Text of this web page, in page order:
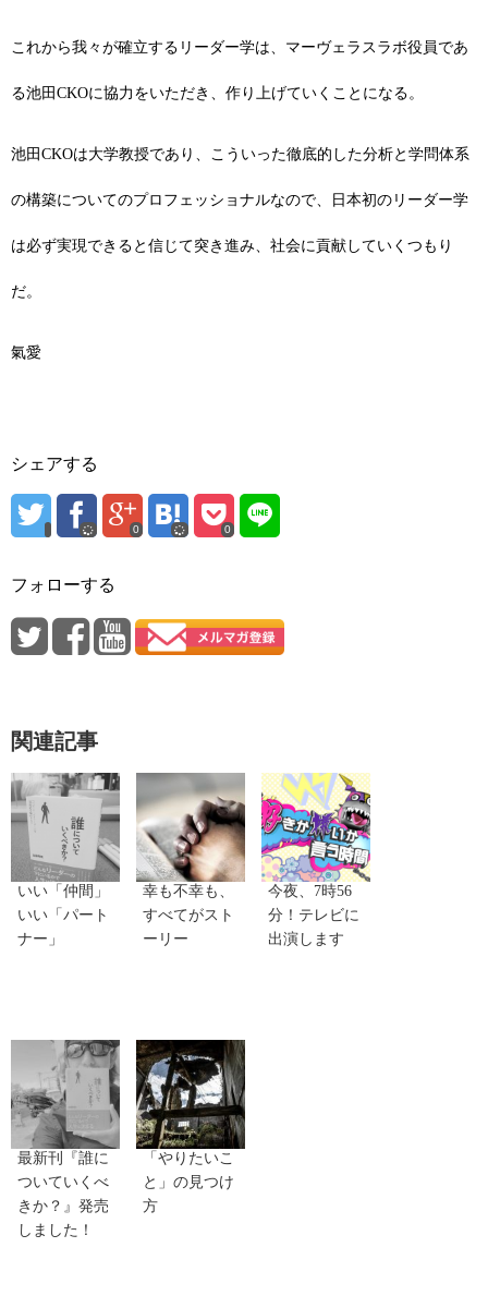
これから我々が確立するリーダー学は、マーヴェラスラボ役員であ
る池田CKOに協力をいただき、作り上げていくことになる。
池田CKOは大学教授であり、こういった徹底的した分析と学問体系
の構築についてのプロフェッショナルなので、日本初のリーダー学
は必ず実現できると信じて突き進み、社会に貢献していくつもり
だ。
氣愛
シェアする
0 0
フォローする
関連記事
いい「仲間」
いい「パート
ナー」
幸も不幸も、
すべてがスト
ーリー
今夜、7時56
分！テレビに
出演します
最新刊『誰に
ついていくべ
きか？』発売
しました！
「やりたいこ
と」の見つけ
方